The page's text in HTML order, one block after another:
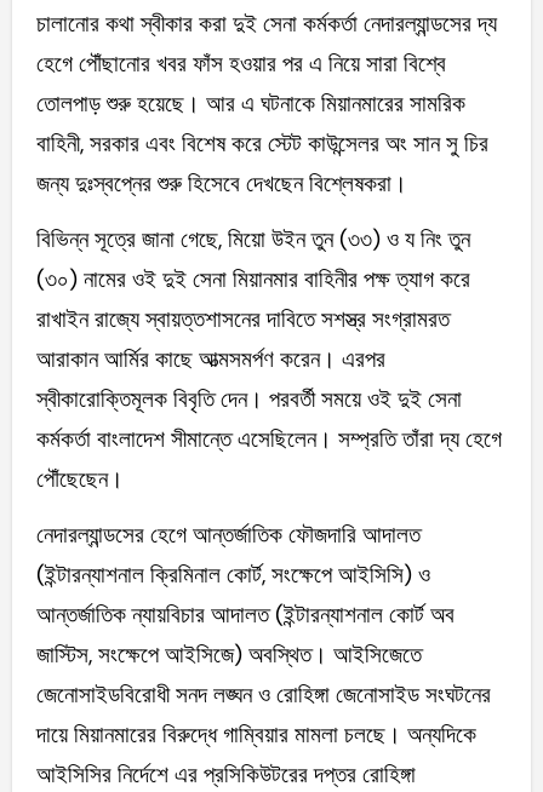
চালানোর কথা স্বীকার করা দুই সেনা কর্মকর্তা নেদারল্যান্ডসের দ্য
হেগে পৌঁছানোর খবর ফাঁস হওয়ার পর এ নিয়ে সারা বিশ্বে
তোলপাড় শুরু হয়েছে। আর এ ঘটনাকে মিয়ানমারের সামরিক
বাহিনী, সরকার এবং বিশেষ করে স্টেট কাউন্সেলর অং সান সু চির
জন্য দুঃস্বপ্নের শুরু হিসেবে দেখছেন বিশ্লেষকরা।
বিভিন্ন সূত্রে জানা গেছে, মিয়ো উইন তুন (৩৩) ও য নিং তুন
(৩০) নামের ওই দুই সেনা মিয়ানমার বাহিনীর পক্ষ ত্যাগ করে
রাখাইন রাজ্যে স্বায়ত্তশাসনের দাবিতে সশস্ত্র সংগ্রামরত
আরাকান আর্মির কাছে আত্মসমর্পণ করেন। এরপর
স্বীকারোক্তিমূলক বিবৃতি দেন। পরবর্তী সময়ে ওই দুই সেনা
কর্মকর্তা বাংলাদেশ সীমান্তে এসেছিলেন। সম্প্রতি তাঁরা দ্য হেগে
পৌঁছেছেন।
নেদারল্যান্ডসের হেগে আন্তর্জাতিক ফৌজদারি আদালত
(ইন্টারন্যাশনাল ক্রিমিনাল কোর্ট, সংক্ষেপে আইসিসি) ও
আন্তর্জাতিক ন্যায়বিচার আদালত (ইন্টারন্যাশনাল কোর্ট অব
জাস্টিস, সংক্ষেপে আইসিজে) অবস্থিত। আইসিজেতে
জেনোসাইডবিরোধী সনদ লঙ্ঘন ও রোহিঙ্গা জেনোসাইড সংঘটনের
দায়ে মিয়ানমারের বিরুদ্ধে গাম্বিয়ার মামলা চলছে। অন্যদিকে
আইসিসির নির্দেশে এর প্রসিকিউটরের দপ্তর রোহিঙ্গা